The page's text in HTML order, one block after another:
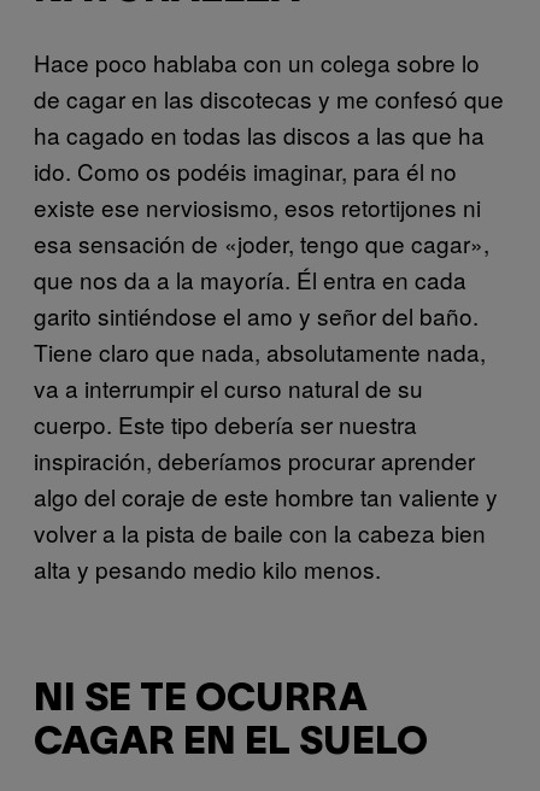
Hace poco hablaba con un colega sobre lo
de cagar en las discotecas y me confesó que
ha cagado en todas las discos a las que ha
ido. Como os podéis imaginar, para él no
existe ese nerviosismo, esos retortijones ni
esa sensación de «joder, tengo que cagar»,
que nos da a la mayoría. Él entra en cada
garito sintiéndose el amo y señor del baño.
Tiene claro que nada, absolutamente nada,
va a interrumpir el curso natural de su
cuerpo. Este tipo debería ser nuestra
inspiración, deberíamos procurar aprender
algo del coraje de este hombre tan valiente y
volver a la pista de baile con la cabeza bien
alta y pesando medio kilo menos.
NI SE TE OCURRA
CAGAR EN EL SUELO